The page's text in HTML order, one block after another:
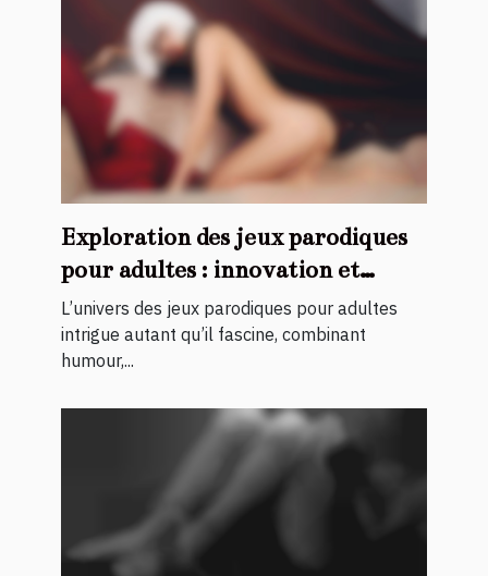
Exploration des jeux parodiques
pour adultes : innovation et
discrétion
L’univers des jeux parodiques pour adultes
intrigue autant qu’il fascine, combinant
humour,...